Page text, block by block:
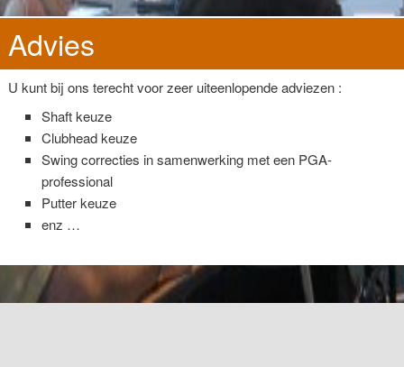
Advies
U kunt bij ons terecht voor zeer uiteenlopende adviezen :
Shaft keuze
Clubhead keuze
Swing correcties in samenwerking met een PGA-
professional
Putter keuze
enz …